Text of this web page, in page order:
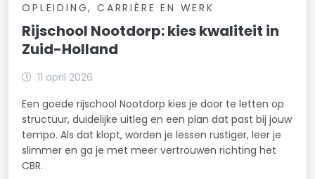
OPLEIDING, CARRIÈRE EN WERK
Rijschool Nootdorp: kies kwaliteit in
Zuid-Holland
11 april 2026
Een goede rijschool Nootdorp kies je door te letten op
structuur, duidelijke uitleg en een plan dat past bij jouw
tempo. Als dat klopt, worden je lessen rustiger, leer je
slimmer en ga je met meer vertrouwen richting het
CBR.